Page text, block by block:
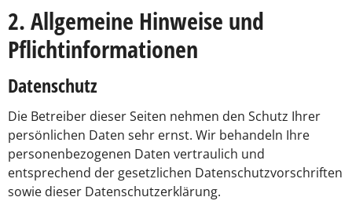
2. Allgemeine Hinweise und
Pflichtinformationen
Datenschutz
Die Betreiber dieser Seiten nehmen den Schutz Ihrer
persönlichen Daten sehr ernst. Wir behandeln Ihre
personenbezogenen Daten vertraulich und
entsprechend der gesetzlichen Datenschutzvorschriften
sowie dieser Datenschutzerklärung.